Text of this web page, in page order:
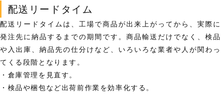
配送リードタイム
配送リードタイムは、工場で商品が出来上がってから、実際に
発注先に納品するまでの期間です。商品輸送だけでなく、検品
や入出庫、納品先の仕分けなど、いろいろな業者や人が関わっ
てくる段階となります。
・倉庫管理を見直す。
・検品や梱包など出荷前作業を効率化する。